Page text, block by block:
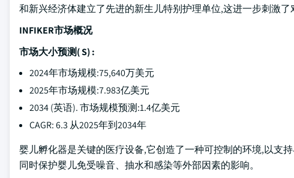
和新兴经济体建立了先进的新生儿特别护理单位,这进一步刺激了
INFIKER市场概况
市场大小预测( S) :
2024年市场规模:75,640万美元
2025年市场规模:7.983亿美元
2034 (英语). 市场规模预测:1.4亿美元
CAGR: 6.3 从2025年到2034年
婴儿孵化器是关键的医疗设备,它创造了一种可控制的环境,以支
同时保护婴儿免受噪音、抽水和感染等外部因素的影响。